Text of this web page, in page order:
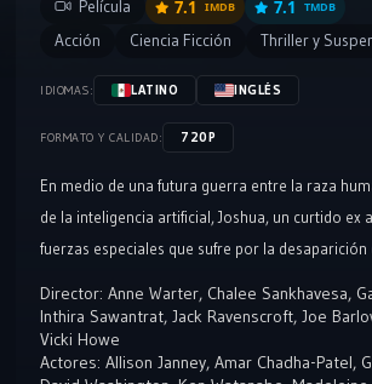
Película 7.1 IMDB 7.1 TMDB
Acción Ciencia Ficción Thriller y
IDIOMAS: LATINO INGLÉS
FORMATO Y CALIDAD: 720P
En medio de una futura guerra entre la raza
de la inteligencia artificial, Joshua, un curtido ex
fuerzas especiales que sufre por la desaparición
avanzada que ha desarrollado un arma
poner fin a la guerra, e incluso a toda la
equipo de agentes de élite viajan a través de las
Director: Anne Warter, Chalee Sankhavesa,
Inthira Sawantrat, Jack Ravenscroft, Joe
Vicki Howe
Actores: Allison Janney, Amar Chadha-Patel,